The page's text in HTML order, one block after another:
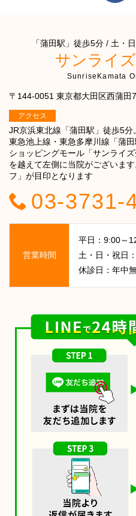
「蒲田駅」徒歩5分 / 土・
サンライ
SunriseKamata
〒144-0051 東京都大田区西蒲田
アクセス
JR京浜東北線「蒲田駅」徒歩5分。
東急池上線・東急多摩川線「蒲田
ショッピングモール「サンライ
を越えて左側に当院がございま
フ」が目印となります
03-3731-
営業時間
平日：9:00～
土・日・祝日
休診日：年中